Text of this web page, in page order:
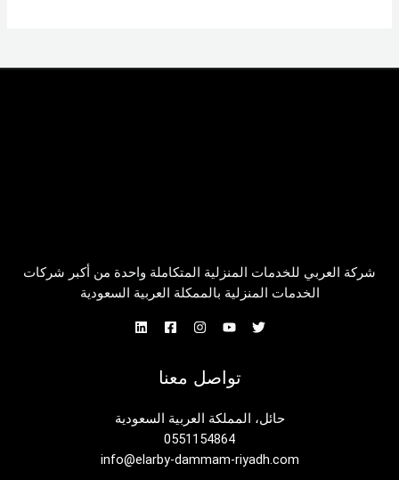
شركة العربي للخدمات المنزلية المتكاملة واحدة من أكبر شركات
الخدمات المنزلية بالممكلة العربية السعودية
تواصل معنا
حائل، المملكة العربية السعودية
0551154864
info@elarby-dammam-riyadh.com